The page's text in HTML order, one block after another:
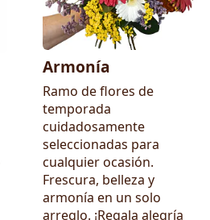
Armonía
Ramo de flores de
temporada
cuidadosamente
seleccionadas para
cualquier ocasión.
Frescura, belleza y
armonía en un solo
arreglo. ¡Regala alegría